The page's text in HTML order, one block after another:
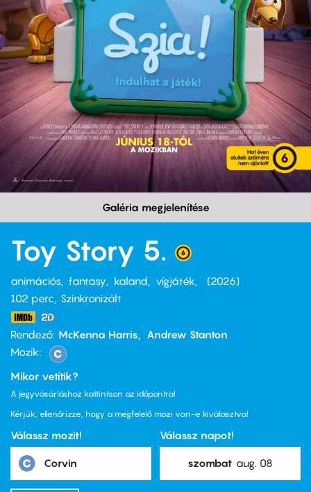
Galéria megjelenítése
Toy Story 5.
animációs fantasy kaland vígjáték
2026
102 perc,
Szinkronizált
Rendező McKenna Harris
Andrew Stanton
Mozik:
Mikor vetítik?
A jegyvásárláshoz kattintson az időpontra!
Kérjük, ellenőrizze, hogy a megfelelő mozi van-e kiválasztva!
Válassz mozit!
Corvin
Válassz napot!
szombat aug. 08